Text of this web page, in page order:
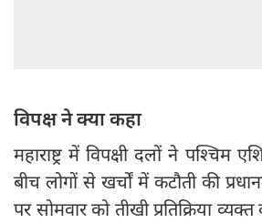
विपक्ष ने क्या कहा
महाराष्ट्र में विपक्षी दलों ने पश्चिम
बीच लोगों से खर्चों में कटौती की
पर सोमवार को तीखी प्रतिक्रिया